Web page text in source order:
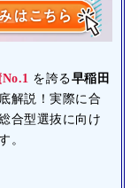
を誇る早稲田
解説！実際に合
合型選抜に向け
。